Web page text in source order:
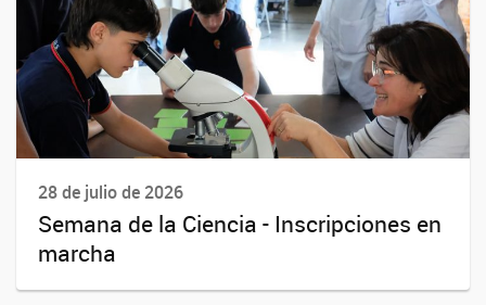
28 de julio de 2026
Semana de la Ciencia - Inscripciones en
marcha